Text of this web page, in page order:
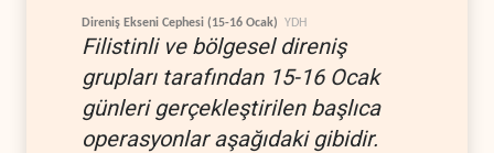
Direniş Ekseni Cephesi (15-16 Ocak) YDH
Filistinli ve bölgesel direniş
grupları tarafından 15-16 Ocak
günleri gerçekleştirilen başlıca
operasyonlar aşağıdaki gibidir.